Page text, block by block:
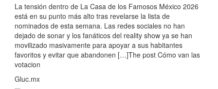
La tensión dentro de La Casa de los Famosos México 2026
está en su punto más alto tras revelarse la lista de
nominados de esta semana. Las redes sociales no han
dejado de sonar y los fanáticos del reality show ya se han
movilizado masivamente para apoyar a sus habitantes
favoritos y evitar que abandonen […]The post Cómo van las
votacion
Gluc.mx